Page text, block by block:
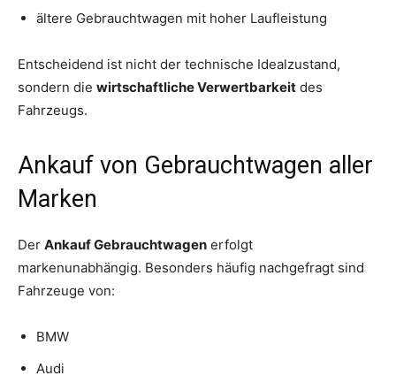
ältere Gebrauchtwagen mit hoher Laufleistung
Entscheidend ist nicht der technische Idealzustand,
sondern die wirtschaftliche Verwertbarkeit des
Fahrzeugs.
Ankauf von Gebrauchtwagen aller
Marken
Der Ankauf Gebrauchtwagen erfolgt
markenunabhängig. Besonders häufig nachgefragt sind
Fahrzeuge von:
BMW
Audi